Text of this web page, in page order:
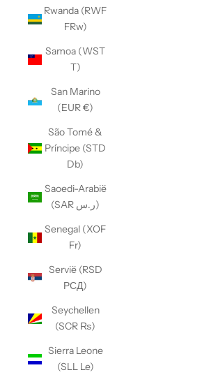
Rwanda (RWF
FRw)
Samoa (WST
T)
San Marino
(EUR €)
São Tomé &
Príncipe (STD
Db)
Saoedi-Arabië
(SAR ر.س)
Senegal (XOF
Fr)
Servië (RSD
РСД)
Seychellen
(SCR ₨)
Sierra Leone
(SLL Le)